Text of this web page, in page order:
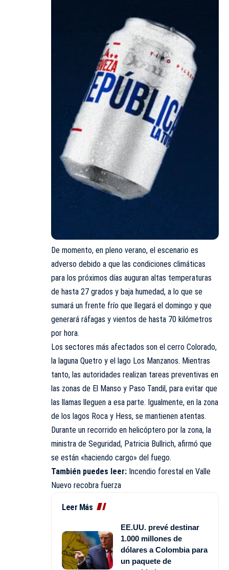
De momento, en pleno verano, el escenario es
adverso debido a que las condiciones climáticas
para los próximos días auguran altas temperaturas
de hasta 27 grados y baja humedad, a lo que se
sumará un frente frío que llegará el domingo y que
generará ráfagas y vientos de hasta 70 kilómetros
por hora.
Los sectores más afectados son el cerro Colorado,
la laguna Quetro y el lago Los Manzanos. Mientras
tanto, las autoridades realizan tareas preventivas en
las zonas de El Manso y Paso Tandil, para evitar que
las llamas lleguen a esa parte. Igualmente, en la zona
de los lagos Roca y Hess, se mantienen atentas.
Durante un recorrido en helicóptero por la zona, la
ministra de Seguridad, Patricia Bullrich, afirmó que
se están «haciendo cargo» del fuego.
También puedes leer: Incendio forestal en Valle
Nuevo recobra fuerza
Leer Más
EE.UU. prevé destinar
1.000 millones de
dólares a Colombia para
un paquete de